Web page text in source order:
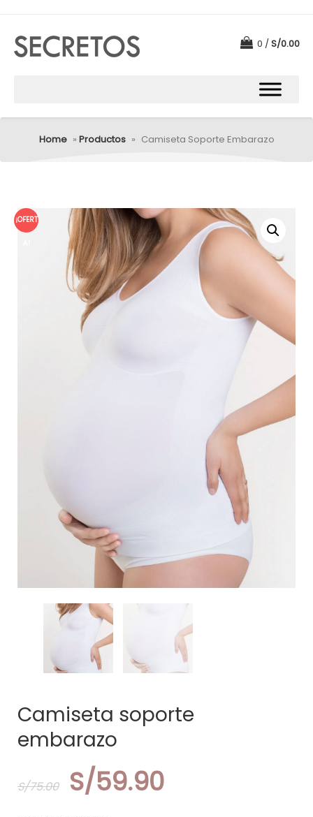
0 S/0.00
Home » Productos » Camiseta Soporte Embarazo
¡OFERT
Camiseta soporte
embarazo
S/75.00 El
precio
S/59.90El